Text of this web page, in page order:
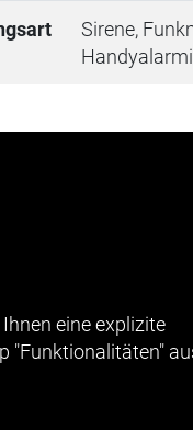
Sirene,
eine explizite
"Funktionalitäten"